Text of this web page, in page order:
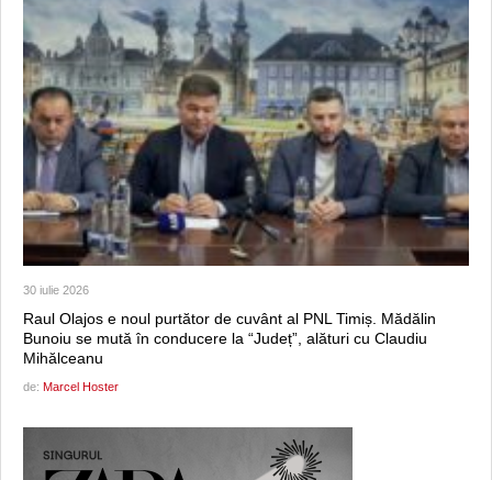
30 iulie 2026
Raul Olajos e noul purtător de cuvânt al PNL Timiș. Mădălin
Bunoiu se mută în conducere la “Județ”, alături cu Claudiu
Mihălceanu
de: Marcel Hoster